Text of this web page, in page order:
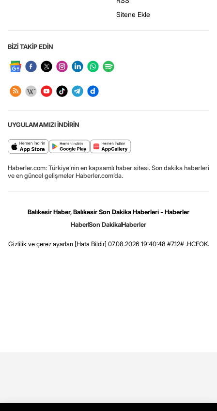
Sitene Ekle
BİZİ TAKİP EDİN
UYGULAMAMIZI İNDİRİN
Haberler.com: Türkiye’nin en kapsamlı haber sitesi. Son dakika haberleri
ve en güncel gelişmeler Haberler.com’da.
Balıkesir Haber, Balıkesir Son Dakika Haberleri - Haberler
HaberSon DakikaHaberler
Gizlilik ve çerez ayarları [Hata Bildir] 07.08.2026 19:40:48 #7.12# .HCFOK.